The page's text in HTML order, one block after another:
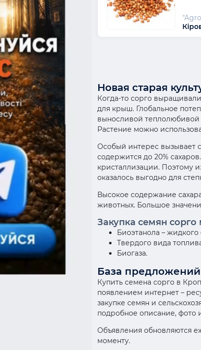
Новая старая
Когда-то сорго
для крыш. Глобальное
выносливой теплолюбивой
Растение можно
Особый интерес вызывает
содержится до 20%
кристаллизации. Поэтому
оказалось выгодно для
Высокое содержание
животных. Большое
Закупка семян
Биоэтанола –
Твердого вида
Биогаза.
База
Купить семена сорго в
появлением интернет –
закупке семян и
подробное описание,
Объявления обновляются
моменту.